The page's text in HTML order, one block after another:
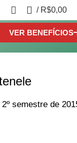
/ R$0,00
um assinante
VER BENEFÍCIOS
semestre de